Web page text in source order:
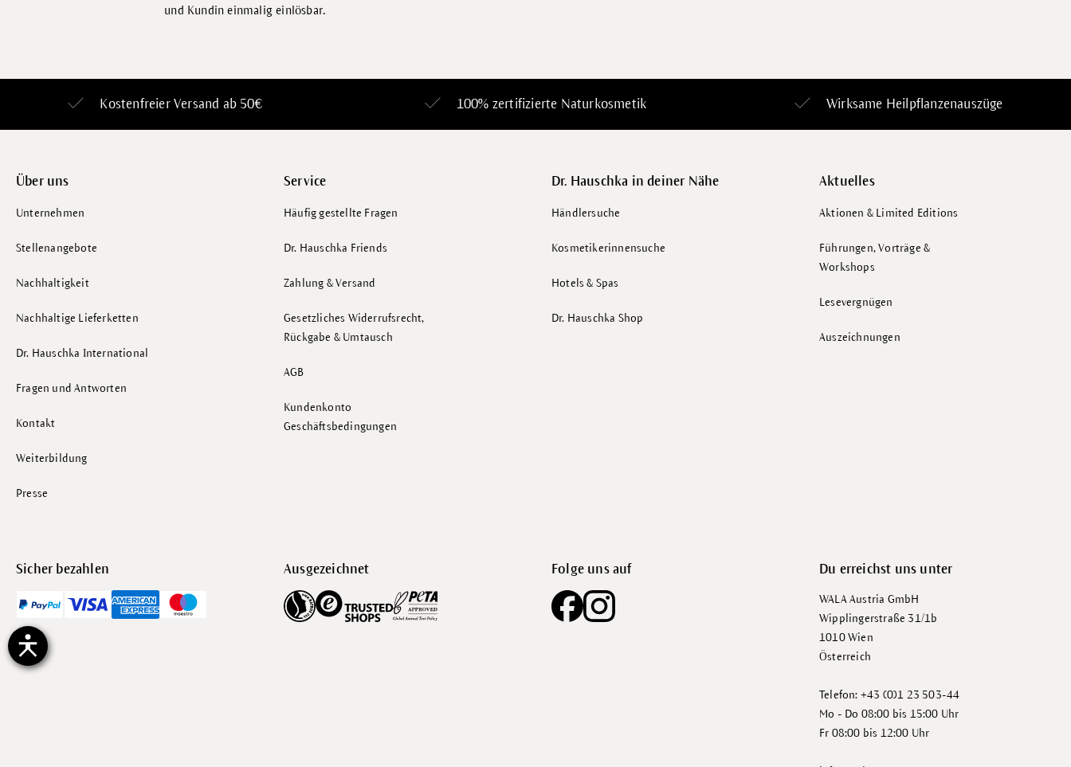
und Kundin einmalig einlösbar.
Kostenfreier Versand ab 50€ 100% zertifizierte Naturkosmetik Wirksame Heilpflanzenauszüge
Über uns
Unternehmen
Stellenangebote
Nachhaltigkeit
Nachhaltige Lieferketten
Dr. Hauschka International
Fragen und Antworten
Kontakt
Weiterbildung
Presse
Service
Häufig gestellte Fragen
Dr. Hauschka Friends
Zahlung & Versand
Gesetzliches Widerrufsrecht,
Rückgabe & Umtausch
AGB
Kundenkonto
Geschäftsbedingungen
Dr. Hauschka in deiner Nähe
Händlersuche
Kosmetikerinnensuche
Hotels & Spas
Dr. Hauschka Shop
Aktuelles
Aktionen & Limited Editions
Führungen, Vorträge &
Workshops
Lesevergnügen
Auszeichnungen
Sicher bezahlen Ausgezeichnet Folge uns auf Du erreichst uns unter
WALA Austria GmbH
Wipplingerstraße 31/1b
1010 Wien
Österreich
Telefon: +43 (0)1 23 503-44
Mo - Do 08:00 bis 15:00 Uhr
Fr 08:00 bis 12:00 Uhr